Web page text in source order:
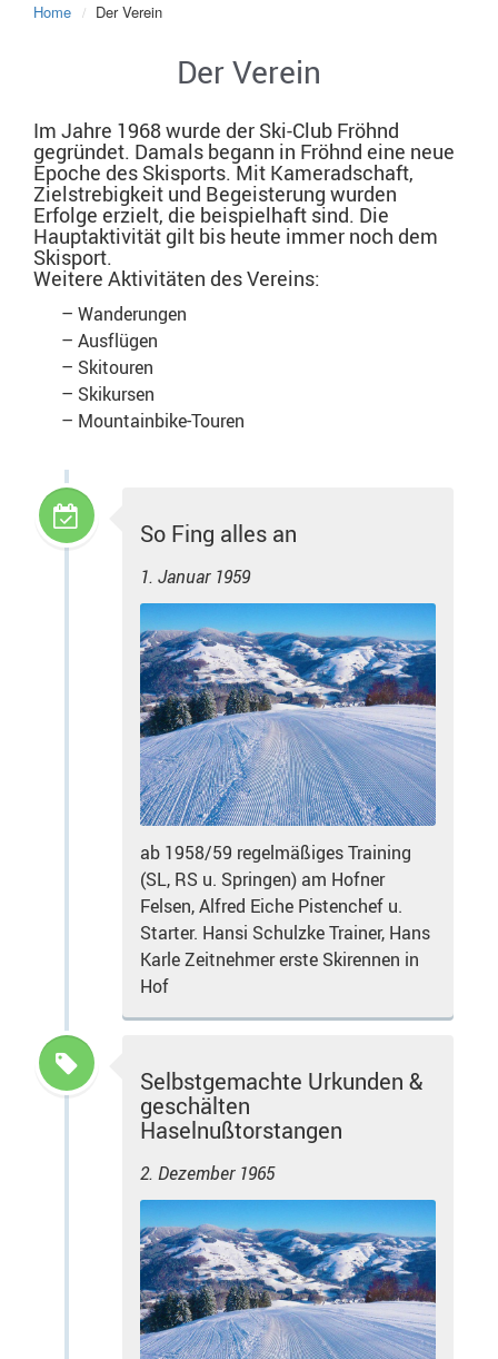
Home Der Verein
Der Verein
Im Jahre 1968 wurde der Ski-Club Fröhnd
gegründet. Damals begann in Fröhnd eine neue
Epoche des Skisports. Mit Kameradschaft,
Zielstrebigkeit und Begeisterung wurden
Erfolge erzielt, die beispielhaft sind. Die
Hauptaktivität gilt bis heute immer noch dem
Skisport.
Weitere Aktivitäten des Vereins:
– Wanderungen
– Ausflügen
– Skitouren
– Skikursen
– Mountainbike-Touren
So Fing alles an
1. Januar 1959
ab 1958/59 regelmäßiges Training
(SL, RS u. Springen) am Hofner
Felsen, Alfred Eiche Pistenchef u.
Starter. Hansi Schulzke Trainer, Hans
Karle Zeitnehmer erste Skirennen in
Hof
Selbstgemachte Urkunden &
geschälten
Haselnußtorstangen
2. Dezember 1965